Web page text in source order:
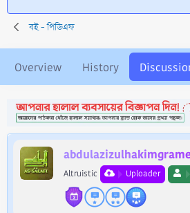
r
t
r
t
e
r
বই - পিডিএফ
Overview History
Altruistic Uploader